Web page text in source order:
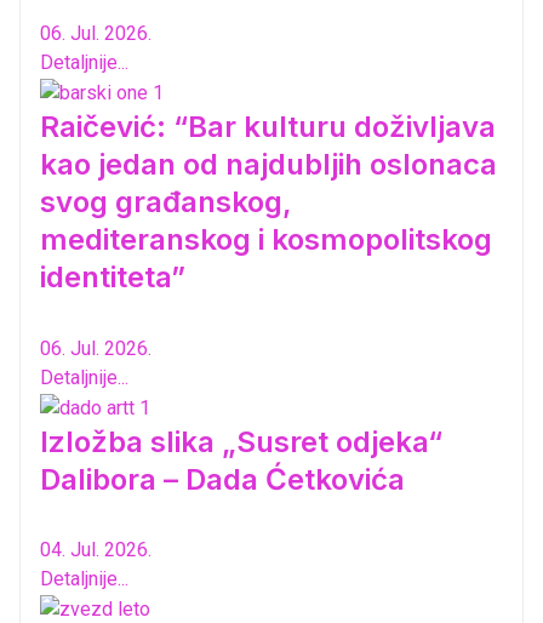
06. Jul. 2026.
Detaljnije...
Raičević: “Bar kulturu doživljava
kao jedan od najdubljih oslonaca
svog građanskog,
mediteranskog i kosmopolitskog
identiteta”
06. Jul. 2026.
Detaljnije...
Izložba slika „Susret odjeka“
Dalibora – Dada Ćetkovića
04. Jul. 2026.
Detaljnije...